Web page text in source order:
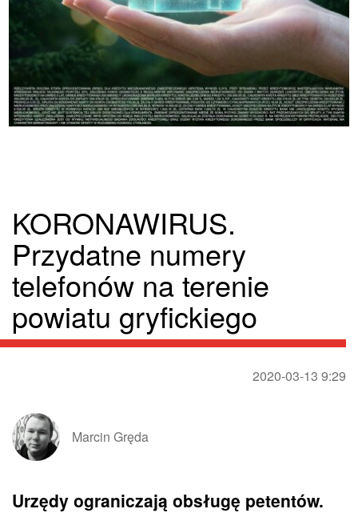
KORONAWIRUS.
Przydatne numery
telefonów na terenie
powiatu gryfickiego
2020-03-13 9:29
Marcin Gręda
Urzędy ograniczają obsługę petentów.